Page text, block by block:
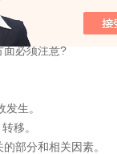
的?
?
面必须注意?
生。
移。
部分和相关因素。